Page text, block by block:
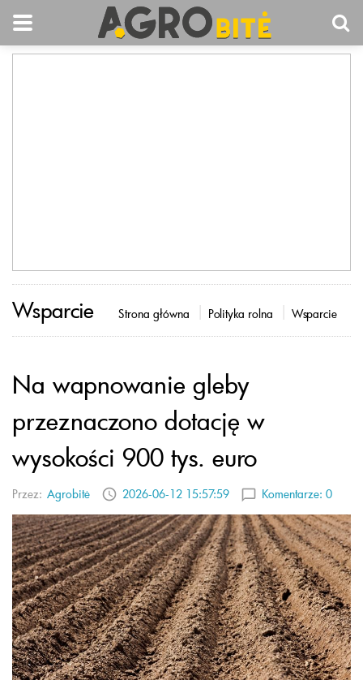
Wsparcie Strona główna Polityka rolna Wsparcie
Na wapnowanie gleby
przeznaczono dotację w
wysokości 900 tys. euro
Przez: Agrobitė 2026-06-12 15:57:59 Komentarze: 0